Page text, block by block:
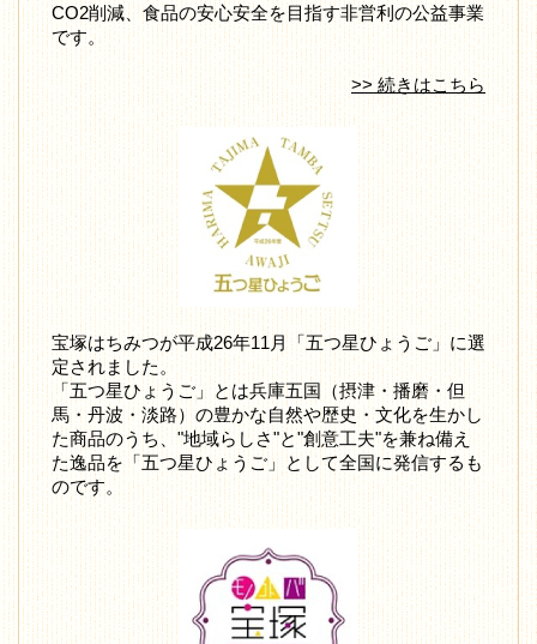
CO2削減、食品の安心安全を目指す非営利の公益事業
です。
>> 続きはこちら
宝塚はちみつが平成26年11月「五つ星ひょうご」に選
定されました。
「五つ星ひょうご」とは兵庫五国（摂津・播磨・但
馬・丹波・淡路）の豊かな自然や歴史・文化を生かし
た商品のうち、"地域らしさ"と"創意工夫"を兼ね備え
た逸品を「五つ星ひょうご」として全国に発信するも
のです。